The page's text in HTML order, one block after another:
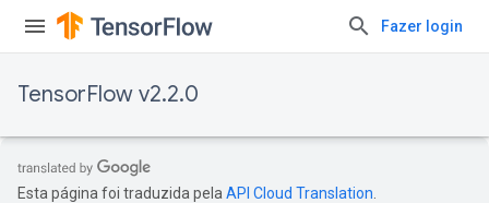
Fazer login
TensorFlow v2.2.0
Esta página foi traduzida pela API Cloud Translation